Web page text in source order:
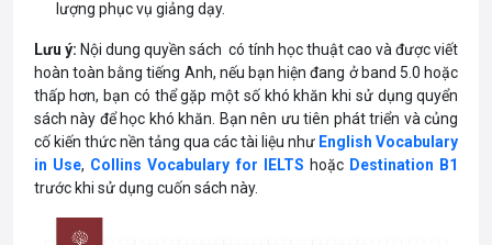
lượng phục vụ giảng dạy.
Lưu ý: Nội dung quyền sách có tính học thuật cao và được viết
hoàn toàn bằng tiếng Anh, nếu bạn hiện đang ở band 5.0 hoặc
thấp hơn, bạn có thể gặp một số khó khăn khi sử dụng quyển
sách này để học khó khăn. Bạn nên ưu tiên phát triển và củng
cố kiến thức nền tảng qua các tài liệu như English Vocabulary
in Use, Collins Vocabulary for IELTS hoặc Destination B1
trước khi sử dụng cuốn sách này.